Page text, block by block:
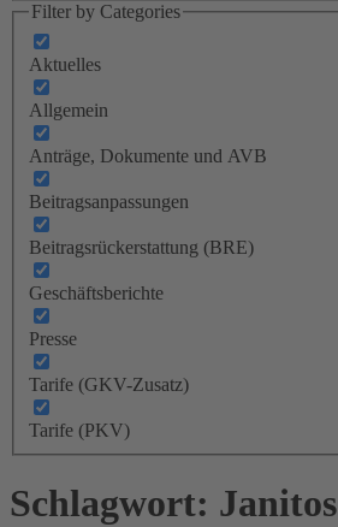
Filter by Categories
Aktuelles
Allgemein
Anträge, Dokumente und AVB
Beitragsanpassungen
Beitragsrückerstattung (BRE)
Geschäftsberichte
Presse
Tarife (GKV-Zusatz)
Tarife (PKV)
Schlagwort: Janitos